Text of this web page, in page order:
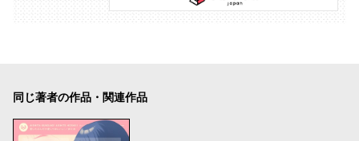
同じ著者の作品・関連作品